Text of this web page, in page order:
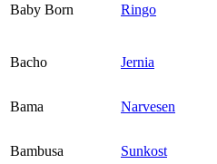
Baby Born Ringo
Bacho Jernia
Bama
Narvesen
Bambusa Sunkost